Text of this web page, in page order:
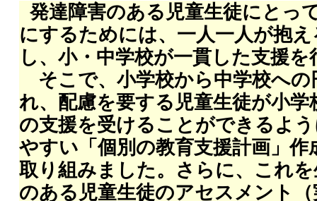
発達障害のある児童生徒にとっ
にするためには、一人一人が抱
し、小・中学校が一貫した支援
そこで、小学校から中学校への
れ、配慮を要する児童生徒が小
の支援を受けることができるよ
やすい「個別の教育支援計画」
取り組みました。さらに、これ
のある児童生徒のアセスメント